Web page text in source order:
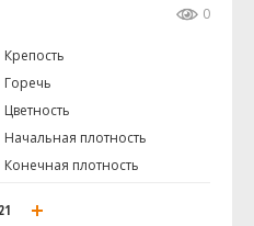
0
Крепость
Горечь
Цветность
Начальная плотность
Конечная плотность